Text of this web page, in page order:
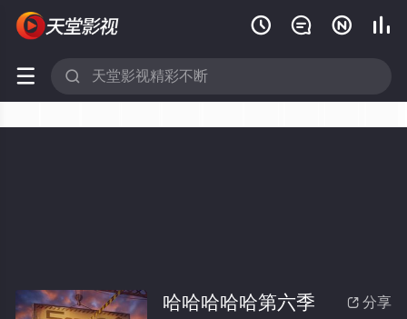
   
 
 分享
哈哈哈哈哈第六季